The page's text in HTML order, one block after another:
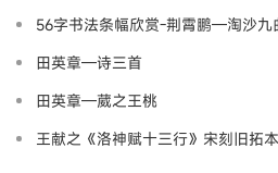
56字书法条幅欣赏-荆霄鹏—淘沙九
田英章—诗三首
田英章—葳之王桃
王献之《洛神赋十三行》宋刻旧拓本